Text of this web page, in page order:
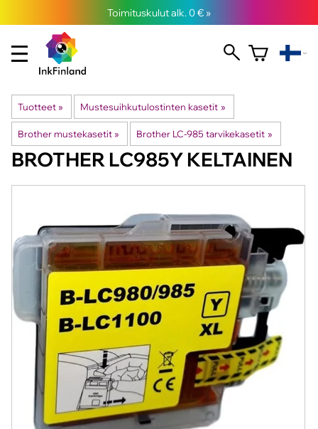
Toimituskulut alk. 0 € »
Tuotteet ‪» Mustesuihkutulostinten kasetit ‪»
Brother mustekasetit ‪» Brother LC-985 tarvikekasetit ‪»
BROTHER LC985Y KELTAINEN